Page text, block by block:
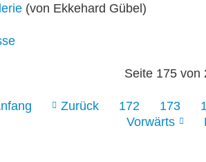
(von Ekkehard Gübel)
Seite 175 von
Zurück 172 173
Vorwärts